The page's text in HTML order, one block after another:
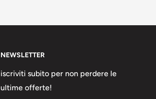
NEWSLETTER
iscriviti subito per non perdere le
ultime offerte!